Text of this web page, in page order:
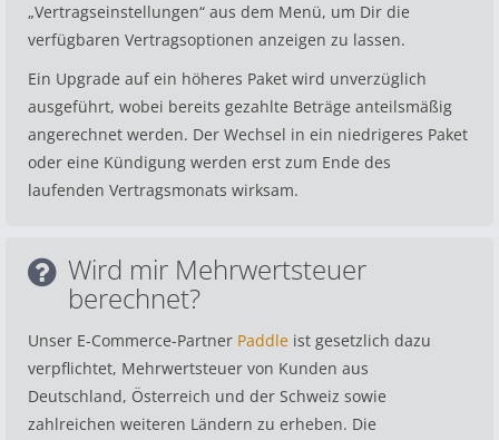
„Vertragseinstellungen“ aus dem Menü, um Dir die
verfügbaren Vertragsoptionen anzeigen zu lassen.
Ein Upgrade auf ein höheres Paket wird unverzüglich
ausgeführt, wobei bereits gezahlte Beträge anteilsmäßig
angerechnet werden. Der Wechsel in ein niedrigeres Paket
oder eine Kündigung werden erst zum Ende des
laufenden Vertragsmonats wirksam.
Wird mir Mehrwertsteuer
berechnet?
Unser E-Commerce-Partner Paddle ist gesetzlich dazu
verpflichtet, Mehrwertsteuer von Kunden aus
Deutschland, Österreich und der Schweiz sowie
zahlreichen weiteren Ländern zu erheben. Die